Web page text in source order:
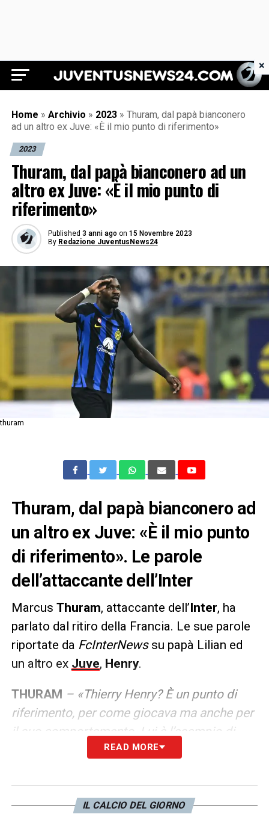
Juventus News 24
Home » Archivio » 2023 » Thuram, dal papà bianconero
ad un altro ex Juve: «È il mio punto di riferimento»
2023
Thuram, dal papà bianconero ad un
altro ex Juve: «È il mio punto di
riferimento»
Published 3 anni ago on 15 Novembre 2023
By Redazione JuventusNews24
thuram
Thuram, dal papà bianconero ad
un altro ex Juve: «È il mio punto
di riferimento». Le parole
dell’attaccante dell’Inter
Marcus Thuram, attaccante dell’Inter, ha
parlato dal ritiro della Francia. Le sue parole
riportate da FcInterNewssu papà Lilian ed
un altro ex Juve, Henry.
THURAM – «Thierry Henry? È un punto di
riferimento, per come giocava ma anche per
il suo comportamento. Lui è l’esempio di
quello che Clairefontaine cerca di creare, per
Henry da quando ero ragazzino, come mio
padre rappresenta molto per me. Lo
READ MORE
IL CALCIO DEL GIORNO
×